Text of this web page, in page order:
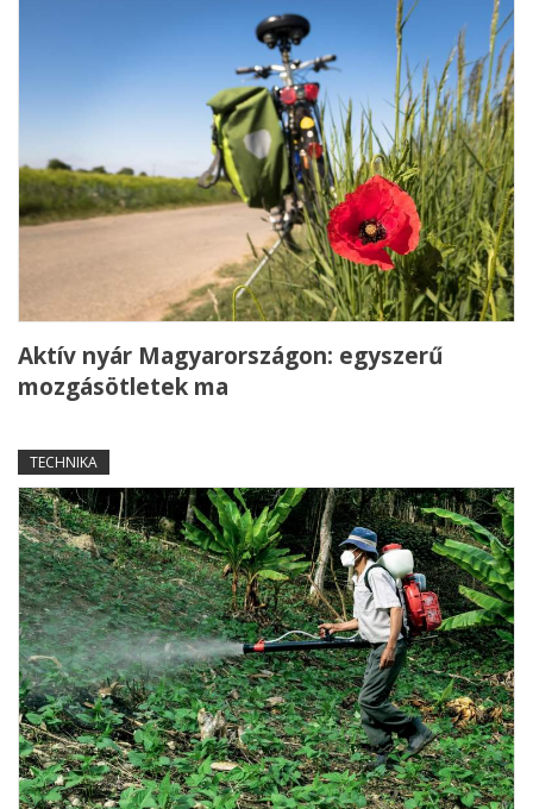
Aktív nyár Magyarországon: egyszerű
mozgásötletek ma
TECHNIKA